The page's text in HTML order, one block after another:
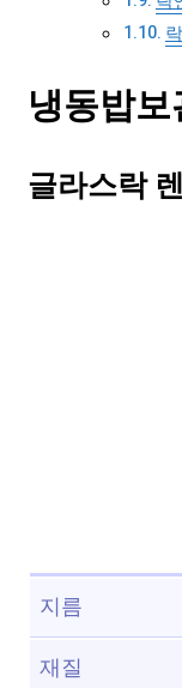
냉동밥
글라스락
지름
재질